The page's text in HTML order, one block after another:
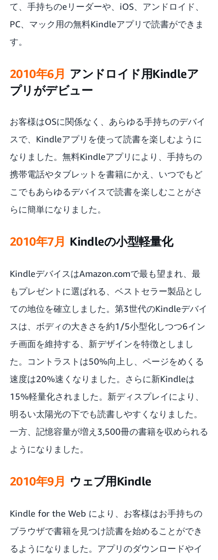
て、手持ちのeリーダーや、iOS、アンドロイド、
PC、マック用の無料Kindleアプリで読書ができま
す。
2010年6月
アンドロイド用Kindleア
プリがデビュー
お客様はOSに関係なく、あらゆる手持ちのデバイ
スで、Kindleアプリを使って読書を楽しむように
なりました。無料Kindleアプリにより、手持ちの
携帯電話やタブレットを書籍にかえ、いつでもど
こでもあらゆるデバイスで読書を楽しむことがさ
らに簡単になりました。
2010年7月 Kindleの小型軽量化
KindleデバイスはAmazon.comで最も望まれ、最
もプレゼントに選ばれる、ベストセラー製品とし
ての地位を確立しました。第3世代のKindleデバイ
スは、ボディの大きさを約1/5小型化しつつ6イン
チ画面を維持する、新デザインを特徴としまし
た。コントラストは50%向上し、ページをめくる
速度は20%速くなりました。さらに新Kindleは
15%軽量化されました。新ディスプレイにより、
明るい太陽光の下でも読書しやすくなりました。
一方、記憶容量が増え3,500冊の書籍を収められる
ようになりました。
2010年9月 ウェブ用Kindle
Kindle for the Web により、お客様はお手持ちの
ブラウザで書籍を見つけ読書を始めることができ
るようになりました。アプリのダウンロードやイ